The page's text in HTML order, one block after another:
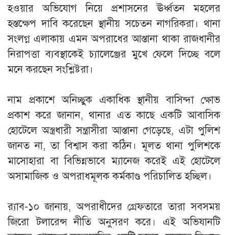
হওয়ার অভিযোগ নিয়ে প্রশাসনের ঊর্ধ্বতন মহলের
হস্তক্ষেপ দাবি করেছেন স্থানীয় সচেতন নাগরিকরা। থানা
সংলগ্ন এলাকায় এমন অপরাধের আস্তানা থাকা রাজধানীর
নিরাপত্তা ব্যবস্থাকেই চ্যালেঞ্জের মুখে ফেলে দিচ্ছে বলে
মনে করছেন সংশ্লিষ্টরা।
‎নাম প্রকাশে অনিচ্ছুক একাধিক স্থানীয় বাসিন্দা ক্ষোভ
প্রকাশ করে জানান, থানার এত কাছে একটি আবাসিক
হোটেলে অস্ত্রধারী সন্ত্রাসীরা আস্তানা গেড়েছে, এটা পুলিশ
জানত না, তা বিশ্বাস করা কঠিন। মূলত থানা পুলিশকে
মাসোহারা বা বিভিন্নভাবে ম্যানেজ করেই এই হোটেলে
অসামাজিক ও অপরাধমূলক কর্মকাণ্ড পরিচালিত হচ্ছিল।
‎র‍্যাব-১০ জানায়, অপরাধীদের গ্রেফতারে তারা সবসময়
জিরো টলারেন্স নীতি অনুসরণ করে। এই অভিযানটি